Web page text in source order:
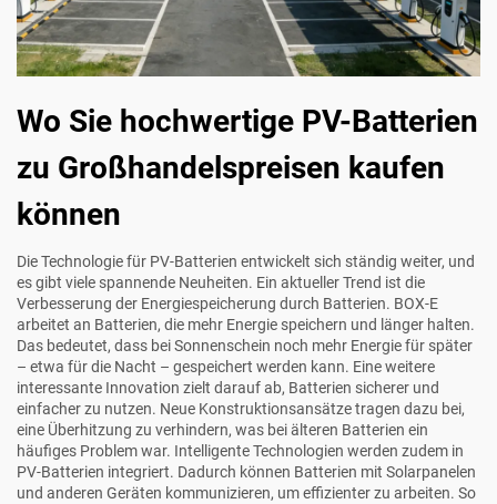
Wo Sie hochwertige PV-Batterien
zu Großhandelspreisen kaufen
können
Die Technologie für PV-Batterien entwickelt sich ständig weiter, und
es gibt viele spannende Neuheiten. Ein aktueller Trend ist die
Verbesserung der Energiespeicherung durch Batterien. BOX-E
arbeitet an Batterien, die mehr Energie speichern und länger halten.
Das bedeutet, dass bei Sonnenschein noch mehr Energie für später
– etwa für die Nacht – gespeichert werden kann. Eine weitere
interessante Innovation zielt darauf ab, Batterien sicherer und
einfacher zu nutzen. Neue Konstruktionsansätze tragen dazu bei,
eine Überhitzung zu verhindern, was bei älteren Batterien ein
häufiges Problem war. Intelligente Technologien werden zudem in
PV-Batterien integriert. Dadurch können Batterien mit Solarpanelen
und anderen Geräten kommunizieren, um effizienter zu arbeiten. So